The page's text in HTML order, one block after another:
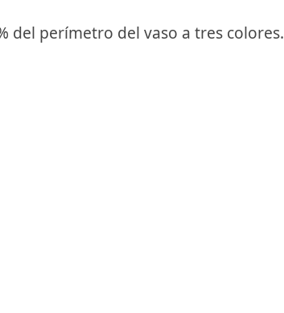
del perímetro del vaso a tres colores.